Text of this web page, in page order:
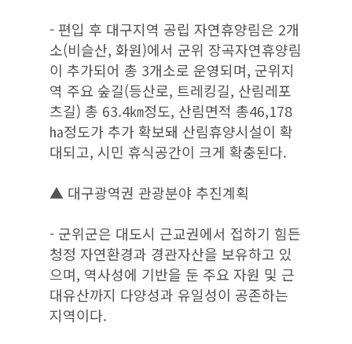
- 편입 후 대구지역 공립 자연휴양림은 2개
소(비슬산, 화원)에서 군위 장곡자연휴양림
이 추가되어 총 3개소로 운영되며, 군위지
역 주요 숲길(등산로, 트레킹길, 산림레포
츠길) 총 63.4㎞정도, 산림면적 총46,178
㏊정도가 추가 확보돼 산림휴양시설이 확
대되고, 시민 휴식공간이 크게 확충된다.
▲ 대구광역권 관광분야 추진계획
- 군위군은 대도시 근교권에서 접하기 힘든
청정 자연환경과 경관자산을 보유하고 있
으며, 역사성에 기반을 둔 주요 자원 및 근
대유산까지 다양성과 유일성이 공존하는
지역이다.